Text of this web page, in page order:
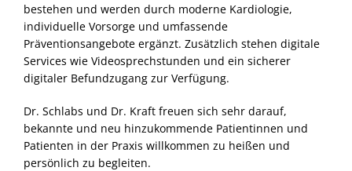
bestehen und werden durch moderne Kardiologie,
individuelle Vorsorge und umfassende
Präventionsangebote ergänzt. Zusätzlich stehen digitale
Services wie Videosprechstunden und ein sicherer
digitaler Befundzugang zur Verfügung.
Dr. Schlabs und Dr. Kraft freuen sich sehr darauf,
bekannte und neu hinzukommende Patientinnen und
Patienten in der Praxis willkommen zu heißen und
persönlich zu begleiten.